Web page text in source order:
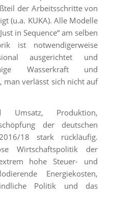
der Arbeitsschritte von
(u.a. KUKA). Alle Modelle
in Sequence“ am selben
ist notwendigerweise
ausgerichtet und
Wasserkraft und
man verlässt sich nicht auf
Umsatz, Produktion,
der deutschen
18 stark rückläufig.
Wirtschaftspolitik der
hohe Steuer- und
Energiekosten,
Politik und das